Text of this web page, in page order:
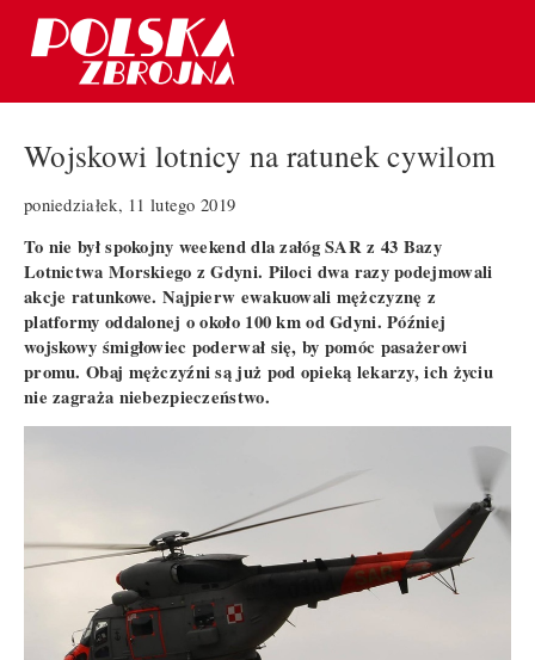
Wojskowi lotnicy na ratunek cywilom
poniedziałek, 11 lutego 2019
To nie był spokojny weekend dla załóg SAR z 43 Bazy
Lotnictwa Morskiego z Gdyni. Piloci dwa razy podejmowali
akcje ratunkowe. Najpierw ewakuowali mężczyznę z
platformy oddalonej o około 100 km od Gdyni. Później
wojskowy śmigłowiec poderwał się, by pomóc pasażerowi
promu. Obaj mężczyźni są już pod opieką lekarzy, ich życiu
nie zagraża niebezpieczeństwo.